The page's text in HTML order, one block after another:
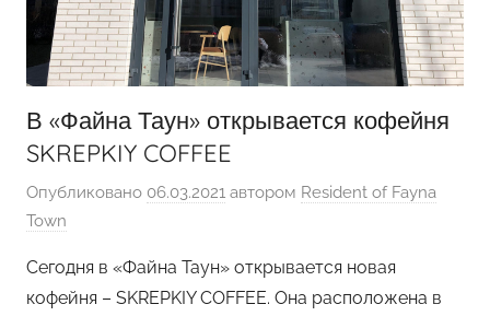
В «Файна Таун» открывается кофейня
SKREPKIY COFFEE
Опубликовано 06.03.2021 автором Resident of Fayna
Town
Сегодня в «Файна Таун» открывается новая
кофейня – SKREPKIY COFFEE. Она расположена в